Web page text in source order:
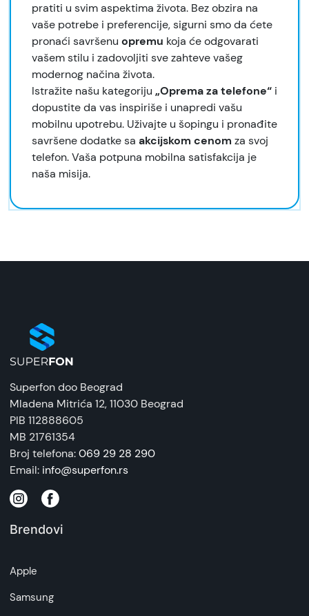
pratiti u svim aspektima života. Bez obzira na
vaše potrebe i preferencije, sigurni smo da ćete
pronaći savršenu opremu koja će odgovarati
vašem stilu i zadovoljiti sve zahteve vašeg
modernog načina života.
Istražite našu kategoriju „Oprema za telefone“ i
dopustite da vas inspiriše i unapredi vašu
mobilnu upotrebu. Uživajte u šopingu i pronađite
savršene dodatke sa akcijskom cenom za svoj
telefon. Vaša potpuna mobilna satisfakcija je
naša misija.
Superfon doo Beograd
Mladena Mitrića 12, 11030 Beograd
PIB 112888605
MB 21761354
Broj telefona:069 29 28 290
Email: info@superfon.rs
Brendovi
Apple
Samsung